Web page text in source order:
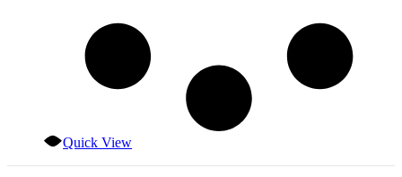
Quick View